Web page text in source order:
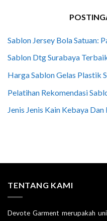
Sablon Jersey Bola Satuan:
Sablon Dtg Surabaya
Harga Sablon Gelas Plastik
Pelatihan Rekomendasi
Jenis Jenis Kain Kebaya
TENTANG KAMI
Devote Garment merupakah